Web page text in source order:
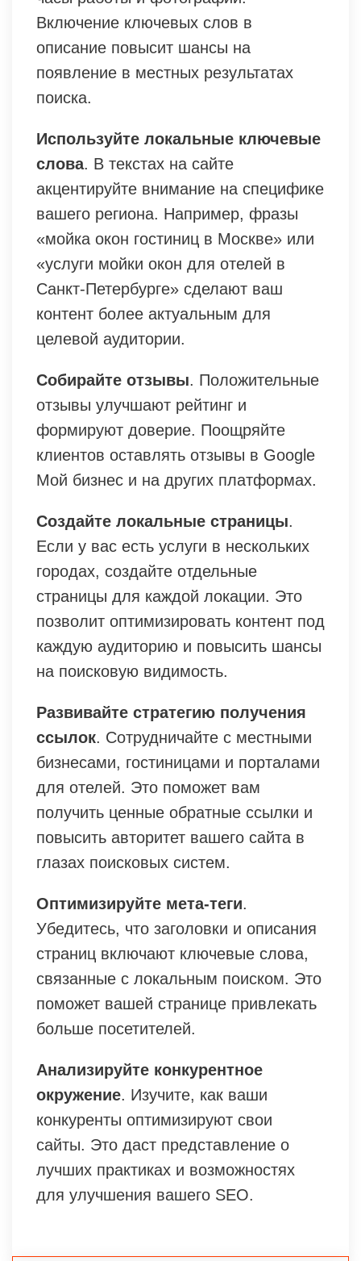
Включение ключевых слов в
описание повысит шансы на
появление в местных результатах
поиска.
Используйте локальные ключевые
слова. В текстах на сайте
акцентируйте внимание на специфике
вашего региона. Например, фразы
«мойка окон гостиниц в Москве» или
«услуги мойки окон для отелей в
Санкт-Петербурге» сделают ваш
контент более актуальным для
целевой аудитории.
Собирайте отзывы. Положительные
отзывы улучшают рейтинг и
формируют доверие. Поощряйте
клиентов оставлять отзывы в Google
Мой бизнес и на других платформах.
Создайте локальные страницы.
Если у вас есть услуги в нескольких
городах, создайте отдельные
страницы для каждой локации. Это
позволит оптимизировать контент под
каждую аудиторию и повысить шансы
на поисковую видимость.
Развивайте стратегию получения
ссылок. Сотрудничайте с местными
бизнесами, гостиницами и порталами
для отелей. Это поможет вам
получить ценные обратные ссылки и
повысить авторитет вашего сайта в
глазах поисковых систем.
Оптимизируйте мета-теги.
Убедитесь, что заголовки и описания
страниц включают ключевые слова,
связанные с локальным поиском. Это
поможет вашей странице привлекать
больше посетителей.
Анализируйте конкурентное
окружение. Изучите, как ваши
конкуренты оптимизируют свои
сайты. Это даст представление о
лучших практиках и возможностях
для улучшения вашего SEO.